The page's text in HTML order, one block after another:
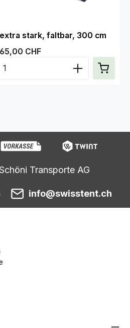
stark, faltbar, 300 cm
Preis:
CHF
den gewünschten Wert
Transporte AG
info@swisstent.ch